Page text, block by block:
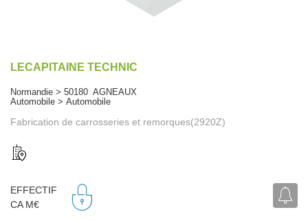
LECAPITAINE TECHNIC
Normandie > 50180 AGNEAUX
Automobile > Automobile
Fabrication de carrosseries et remorques(2920Z)
EFFECTIF
CA M€